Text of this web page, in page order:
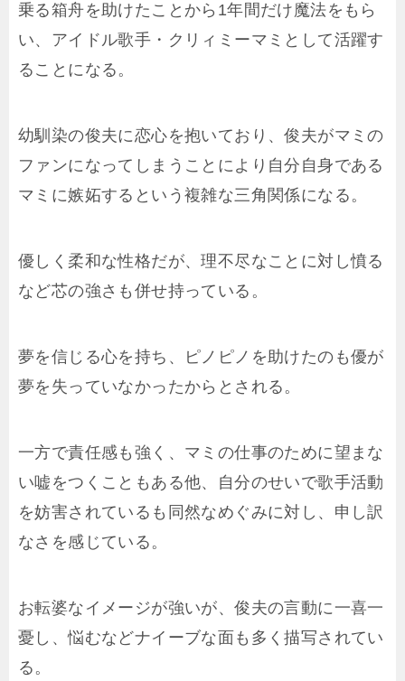
乗る箱舟を助けたことから1年間だけ魔法をもら
い、アイドル歌手・クリィミーマミとして活躍す
ることになる。
幼馴染の俊夫に恋心を抱いており、俊夫がマミの
ファンになってしまうことにより自分自身である
マミに嫉妬するという複雑な三角関係になる。
優しく柔和な性格だが、理不尽なことに対し憤る
など芯の強さも併せ持っている。
夢を信じる心を持ち、ピノピノを助けたのも優が
夢を失っていなかったからとされる。
一方で責任感も強く、マミの仕事のために望まな
い嘘をつくこともある他、自分のせいで歌手活動
を妨害されているも同然なめぐみに対し、申し訳
なさを感じている。
お転婆なイメージが強いが、俊夫の言動に一喜一
憂し、悩むなどナイーブな面も多く描写されてい
る。